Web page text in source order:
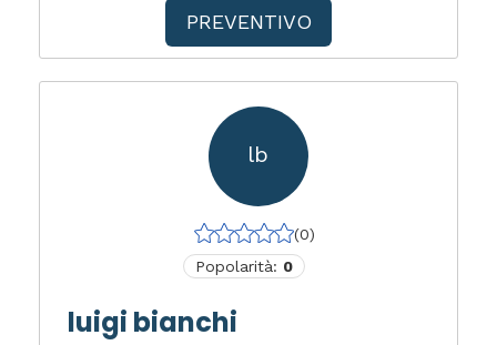
PREVENTIVO
lb
(0)
Popolarità: 0
luigi bianchi